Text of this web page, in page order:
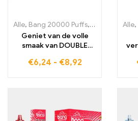
Alle, Bang 20000 Puffs, wegwerp-e-
Geniet van de volle
smaak van DOUBLE
20000Puff wegwerp-
€6,24 - €8,92
Alle,